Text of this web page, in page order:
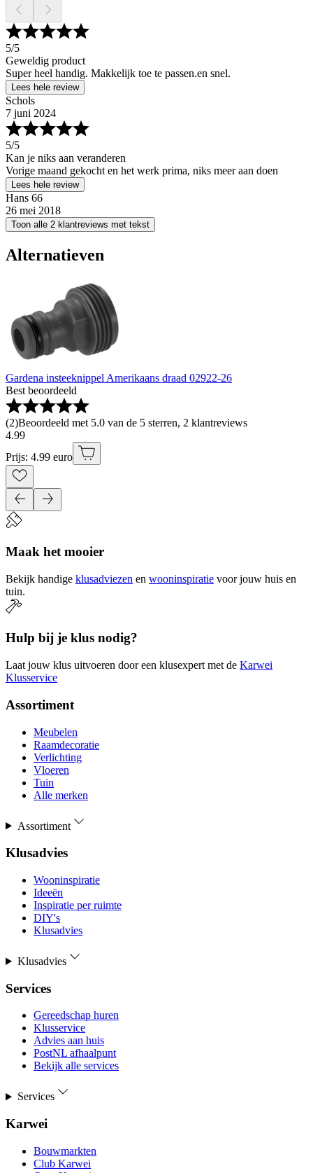
5/5
Geweldig product
Super heel handig. Makkelijk toe te passen.en snel.
Lees hele review
Schols
7 juni 2024
5/5
Kan je niks aan veranderen
Vorige maand gekocht en het werk prima, niks meer aan doen
Lees hele review
Hans 66
26 mei 2018
Toon alle 2 klantreviews met tekst
Alternatieven
Gardena insteeknippel Amerikaans draad 02922-26
Best beoordeeld
(2)Beoordeeld met 5.0 van de 5 sterren, 2 klantreviews
4.99
Prijs: 4.99 euro
Maak het mooier
Bekijk handige klusadviezen en wooninspiratie voor jouw huis en
tuin.
Hulp bij je klus nodig?
Laat jouw klus uitvoeren door een klusexpert met de Karwei
Klusservice
Assortiment
Meubelen
Raamdecoratie
Verlichting
Vloeren
Tuin
Alle merken
Assortiment
Klusadvies
Wooninspiratie
Ideeën
Inspiratie per ruimte
DIY's
Klusadvies
Klusadvies
Services
Gereedschap huren
Klusservice
Advies aan huis
PostNL afhaalpunt
Bekijk alle services
Services
Karwei
Bouwmarkten
Club Karwei